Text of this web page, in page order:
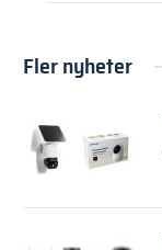
Fler nyheter